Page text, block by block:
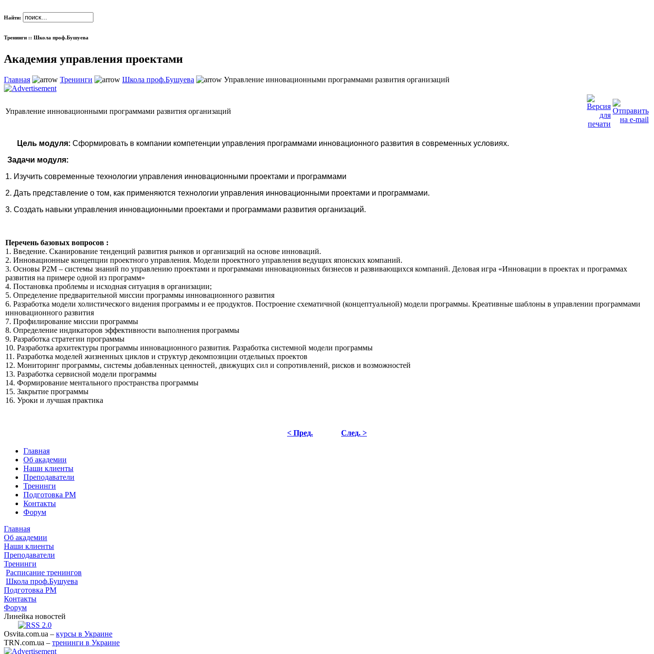
Найти:
Тренинги :: Школа проф.Бушуева
Академия управления проектами
Главная Тренинги Школа проф.Бушуева Управление инновационными программами развития организаций
Управление инновационными программами развития организаций
Цель модуля: Сформировать в компании компетенции управления программами инновационного развития в современных условиях.
Задачи модуля:
1. Изучить современные технологии управления инновационными проектами и программами
2. Дать представление о том, как применяются технологии управления инновационными проектами и программами.
3. Создать навыки управления инновационными проектами и программами развития организаций.
Перечень базовых вопросов :
1. Введение. Сканирование тенденций развития рынков и организаций на основе инноваций.
2. Инновационные концепции проектного управления. Модели проектного управления ведущих японских компаний.
3. Основы Р2М – системы знаний по управлению проектами и программами инновационных бизнесов и развивающихся компаний. Деловая игра «Инновации в проектах и программах
развития на примере одной из программ»
4. Постановка проблемы и исходная ситуация в организации;
5. Определение предварительной миссии программы инновационного развития
6. Разработка модели холистического видения программы и ее продуктов. Построение схематичной (концептуальной) модели программы. Креативные шаблоны в управлении программами
инновационного развития
7. Профилирование миссии программы
8. Определение индикаторов эффективности выполнения программы
9. Разработка стратегии программы
10. Разработка архитектуры программы инновационного развития. Разработка системной модели программы
11. Разработка моделей жизненных циклов и структур декомпозиции отдельных проектов
12. Мониторинг программы, системы добавленных ценностей, движущих сил и сопротивлений, рисков и возможностей
13. Разработка сервисной модели программы
14. Формирование ментального пространства программы
15. Закрытие программы
16. Уроки и лучшая практика
< Пред. След. >
Главная
Об академии
Наши клиенты
Преподаватели
Тренинги
Подготовка PM
Контакты
Форум
Главная
Об академии
Наши клиенты
Преподаватели
Тренинги
Расписание тренингов
Школа проф.Бушуева
Подготовка PM
Контакты
Форум
Линейка новостей
Osvita.com.ua – курсы в Украине
TRN.com.ua – тренинги в Украине